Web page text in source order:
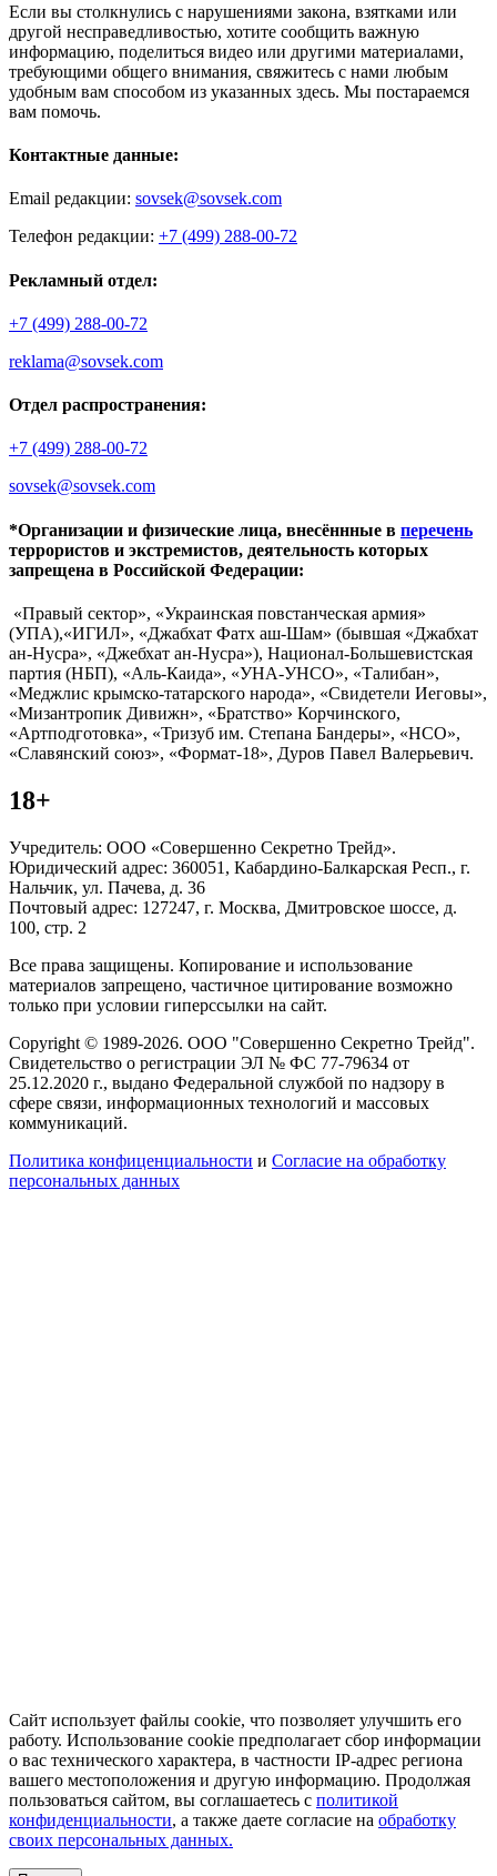
Если вы столкнулись с нарушениями закона, взятками или
другой несправедливостью, хотите сообщить важную
информацию, поделиться видео или другими материалами,
требующими общего внимания, свяжитесь с нами любым
удобным вам способом из указанных здесь. Мы постараемся
вам помочь.
Контактные данные:
Email редакции: sovsek@sovsek.com
Телефон редакции: +7 (499) 288-00-72
Рекламный отдел:
+7 (499) 288-00-72
reklama@sovsek.com
Отдел распространения:
+7 (499) 288-00-72
sovsek@sovsek.com
*Организации и физические лица, внесённные в перечень
террористов и экстремистов, деятельность которых
запрещена в Российской Федерации:
«Правый сектор», «Украинская повстанческая армия»
(УПА),«ИГИЛ», «Джабхат Фатх аш-Шам» (бывшая «Джабхат
ан-Нусра», «Джебхат ан-Нусра»), Национал-Большевистская
партия (НБП), «Аль-Каида», «УНА-УНСО», «Талибан»,
«Меджлис крымско-татарского народа», «Свидетели Иеговы»,
«Мизантропик Дивижн», «Братство» Корчинского,
«Артподготовка», «Тризуб им. Степана Бандеры», «НСО»,
«Славянский союз», «Формат-18», Дуров Павел Валерьевич.
18+
Учредитель: ООО «Совершенно Секретно Трейд».
Юридический адрес: 360051, Кабардино-Балкарская Респ., г.
Нальчик, ул. Пачева, д. 36
Почтовый адрес: 127247, г. Москва, Дмитровское шоссе, д.
100, стр. 2
Все права защищены. Копирование и использование
материалов запрещено, частичное цитирование возможно
только при условии гиперссылки на сайт.
Copyright © 1989-2026. ООО "Совершенно Секретно Трейд".
Свидетельство о регистрации ЭЛ № ФС 77-79634 от
25.12.2020 г., выдано Федеральной службой по надзору в
сфере связи, информационных технологий и массовых
коммуникаций.
Политика конфиценциальности и Согласие на обработку
персональных данных
Сайт использует файлы cookie, что позволяет улучшить его
работу. Использование cookie предполагает сбор информации
о вас технического характера, в частности IP-адрес региона
вашего местоположения и другую информацию. Продолжая
пользоваться сайтом, вы соглашаетесь с политикой
конфиденциальности, а также даете согласие на обработку
своих персональных данных.